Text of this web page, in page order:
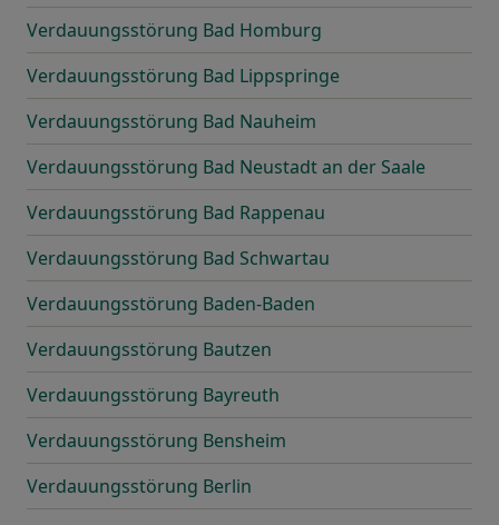
Verdauungsstörung Bad Homburg
Verdauungsstörung Bad Lippspringe
Verdauungsstörung Bad Nauheim
Verdauungsstörung Bad Neustadt an der Saale
Verdauungsstörung Bad Rappenau
Verdauungsstörung Bad Schwartau
Verdauungsstörung Baden-Baden
Verdauungsstörung Bautzen
Verdauungsstörung Bayreuth
Verdauungsstörung Bensheim
Verdauungsstörung Berlin